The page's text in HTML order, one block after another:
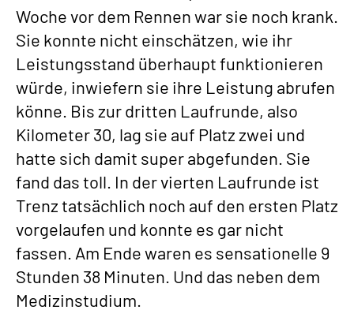
Woche vor dem Rennen war sie noch krank.
Sie konnte nicht einschätzen, wie ihr
Leistungsstand überhaupt funktionieren
würde, inwiefern sie ihre Leistung abrufen
könne. Bis zur dritten Laufrunde, also
Kilometer 30, lag sie auf Platz zwei und
hatte sich damit super abgefunden. Sie
fand das toll. In der vierten Laufrunde ist
Trenz tatsächlich noch auf den ersten Platz
vorgelaufen und konnte es gar nicht
fassen. Am Ende waren es sensationelle 9
Stunden 38 Minuten. Und das neben dem
Medizinstudium.